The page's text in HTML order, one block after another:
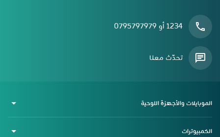
1234 أو 0795797979
تحدّث معنا
الموبايلات والأجهزة اللوحية
الكمبيوترات